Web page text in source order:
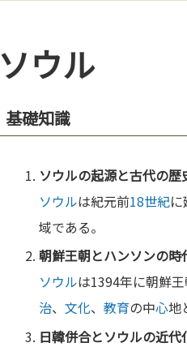
ソウル
基礎知識
ソウルの起源と古代の歴
ソウルは紀元前18世紀
域である。
朝鮮王朝とハンソンの時
ソウルは1394年に朝鮮
治、文化、教育の中心地
日韓併合とソウルの近代